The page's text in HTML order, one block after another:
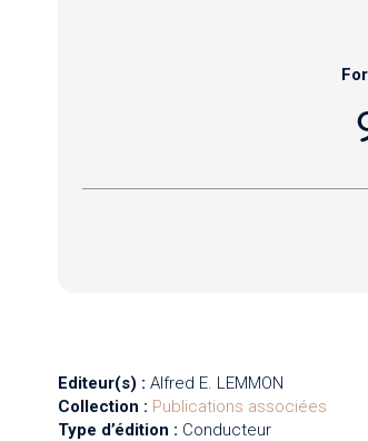
Editeur(s) : Alfred E. LEMMON
Collection : Publications associées
Type d’édition : Conducteur